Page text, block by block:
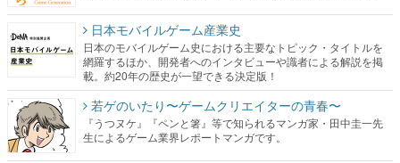
日本モバイルゲーム産業史
日本のモバイルゲーム史における主要なトピック・タイトルを
網羅するほか、開発者へのインタビューや識者による解説を掲
載。約20年の歴史が一望できる決定版！
若ゲのいたり〜ゲームクリエイターの青春〜
『うつヌケ』『ペンと箸』等で知られるマンガ家・田中圭一先
生によるゲーム業界レポートマンガです。